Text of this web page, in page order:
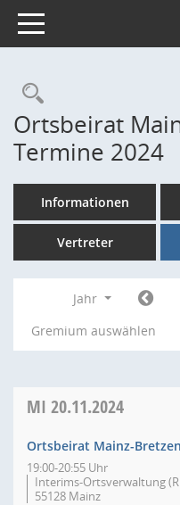
Toggle navigation
Ortsbeirat
Termine 2024
Informationen
Vertreter
Jahr
Gremium auswählen
MI 20.11.2024
Ortsbeirat Mainz-
19:00-20:55 Uhr
Interims-Ortsverwaltung
55128 Mainz